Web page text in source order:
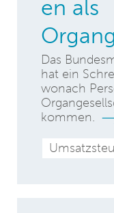
en als
Das
hat ein
wonach
kommen.